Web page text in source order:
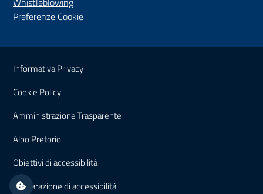
Preferenze Cookie
Sezione Link Utili
Informativa Privacy
Cookie Policy
Amministrazione Trasparente
Albo Pretorio
Obiettivi di accessibilità(nuova scheda - new tab)
Dichiarazione di accessibilità(nuova scheda - new tab)